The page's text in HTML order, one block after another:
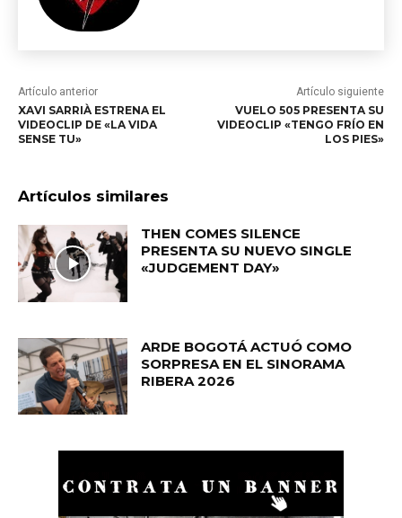
Artículo anterior
XAVI SARRIÀ ESTRENA EL
VIDEOCLIP DE «LA VIDA
SENSE TU»
Artículo siguiente
VUELO 505 PRESENTA SU
VIDEOCLIP «TENGO FRÍO EN
LOS PIES»
Artículos similares
THEN COMES SILENCE
PRESENTA SU NUEVO SINGLE
«JUDGEMENT DAY»
ARDE BOGOTÁ ACTUÓ COMO
SORPRESA EN EL SINORAMA
RIBERA 2026